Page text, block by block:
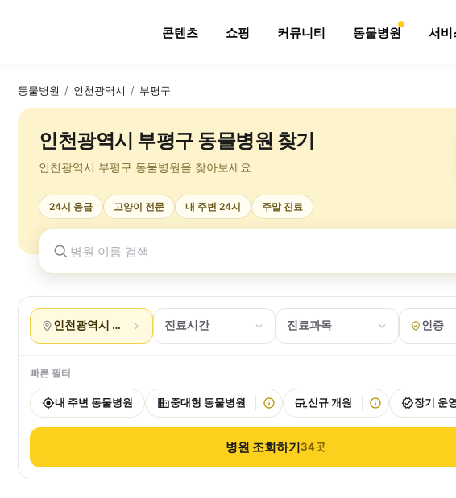
콘텐츠 쇼핑 커뮤니티 동물병원 서비
동물병원 / 인천광역시 / 부평구
인천광역시 부평구 동물병원 찾기
인천광역시 부평구 동물병원을 찾아보세요
24시 응급 고양이 전문 내 주변 24시 주말 진료
인천광역시 부평구 진료시간 진료과목 인증
빠른 필터
내 주변 동물병원 중대형 동물병원 신규 개원 장기 운
병원 조회하기34곳